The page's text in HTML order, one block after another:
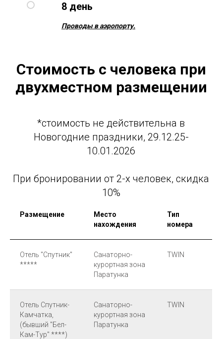
8 день
Проводы в аэропорту.
Стоимость с человека при
двухместном размещении
*стоимость не действительна в
Новогодние праздники, 29.12.25-
10.01.2026
При бронировании от 2-х человек, скидка
10%
Размещение
Место
нахождения
Тип
номера
Отель "Спутник"
*****
Санаторно-
курортная зона
Паратунка
TWIN
Отель Спутник-
Камчатка,
(бывший "Бел-
Кам-Тур" ****)
Санаторно-
курортная зона
Паратунка
TWIN